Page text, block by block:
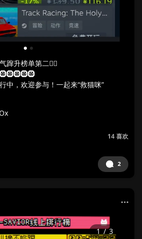
1 2
蹿升榜单第二✌🏻
中，欢迎参与！一起来“救猫咪”
14喜欢
2
1/3